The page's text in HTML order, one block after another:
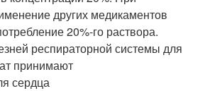
других медикаментов
20%-го раствора.
респираторной системы для
принимают
сердца